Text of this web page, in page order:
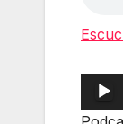
de